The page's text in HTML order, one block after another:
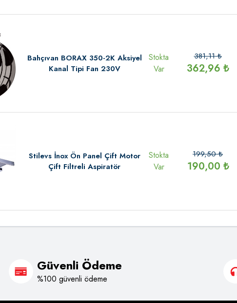
Bahçıvan BORAX 350-2K Aksiyel
Kanal Tipi Fan 230V
Stokta
Var
381,11₺
362,96 ₺
Stilevs İnox Ön Panel Çift Motor
Çift Filtreli Aspiratör
Stokta
Var
199,50₺
190,00 ₺
Güvenli Ödeme
%100 güvenli ödeme